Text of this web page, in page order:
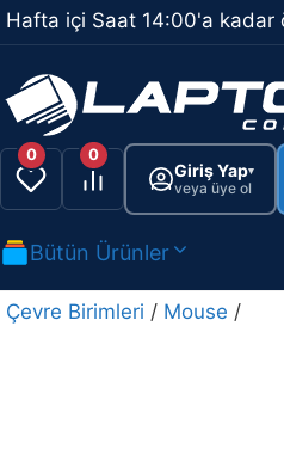
İçeriğe
atla
Hafta içi Saat 14:00'a kadar
0 0
Giriş Yap▾
veya üye ol
Bütün Ürünler
Çevre Birimleri / Mouse /